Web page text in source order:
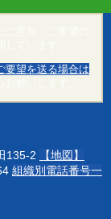
要望を送る場合は
135-2
【地図】
組織別電話番号一